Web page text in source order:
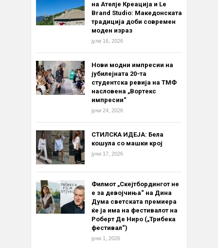
на Ателје Креација и Le
Brand Studio: Македонската
традиција доби современ
моден израз
јули 16, 2026
Нови модни импресии на
јубилејната 20-та
студентска ревија на ТМФ
насловена „Вортекс
импресии“
јуни 24, 2026
СТИЛСКА ИДЕЈА: Бела
кошула со машки крој
јуни 17, 2026
Филмот „Скејтбордингот не
е за девојчиња“ на Дина
Дума светската премиера
ќе ја има на фестивалот на
Роберт Де Ниро („Трибека
фестивал“)
јуни 1, 2026